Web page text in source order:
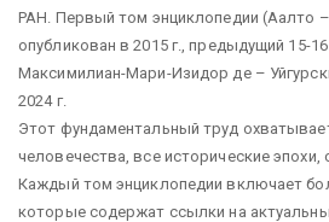
РАН. Первый том энциклопедии (Аалто
опубликован в 2015 г., предыдущий 15-
Максимилиан-Мари-Изидор де –
2024 г.
Этот фундаментальный труд
человечества, все исторические эпохи,
Каждый том энциклопедии включает
которые содержат ссылки на